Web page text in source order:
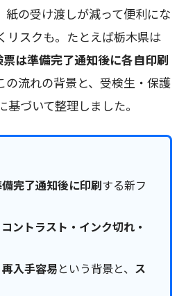
の受け渡しが減って便利にな
リスクも。たとえば栃木県は
票は準備完了通知後に各自印刷
の流れの背景と、受検生・保護
づいて整理しました。
完了通知後に印刷する新フ
ントラスト・インク切れ・
入手容易という背景と、 ス